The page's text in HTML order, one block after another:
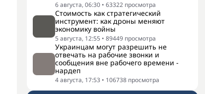
6 августа, 06:30 • 63322 просмотра
Стоимость как стратегический
инструмент: как дроны меняют
экономику войны
5 августа, 12:55 • 89449 просмотра
Украинцам могут разрешить не
отвечать на рабочие звонки и
сообщения вне рабочего времени -
нардеп
4 августа, 17:53 • 106738 просмотра